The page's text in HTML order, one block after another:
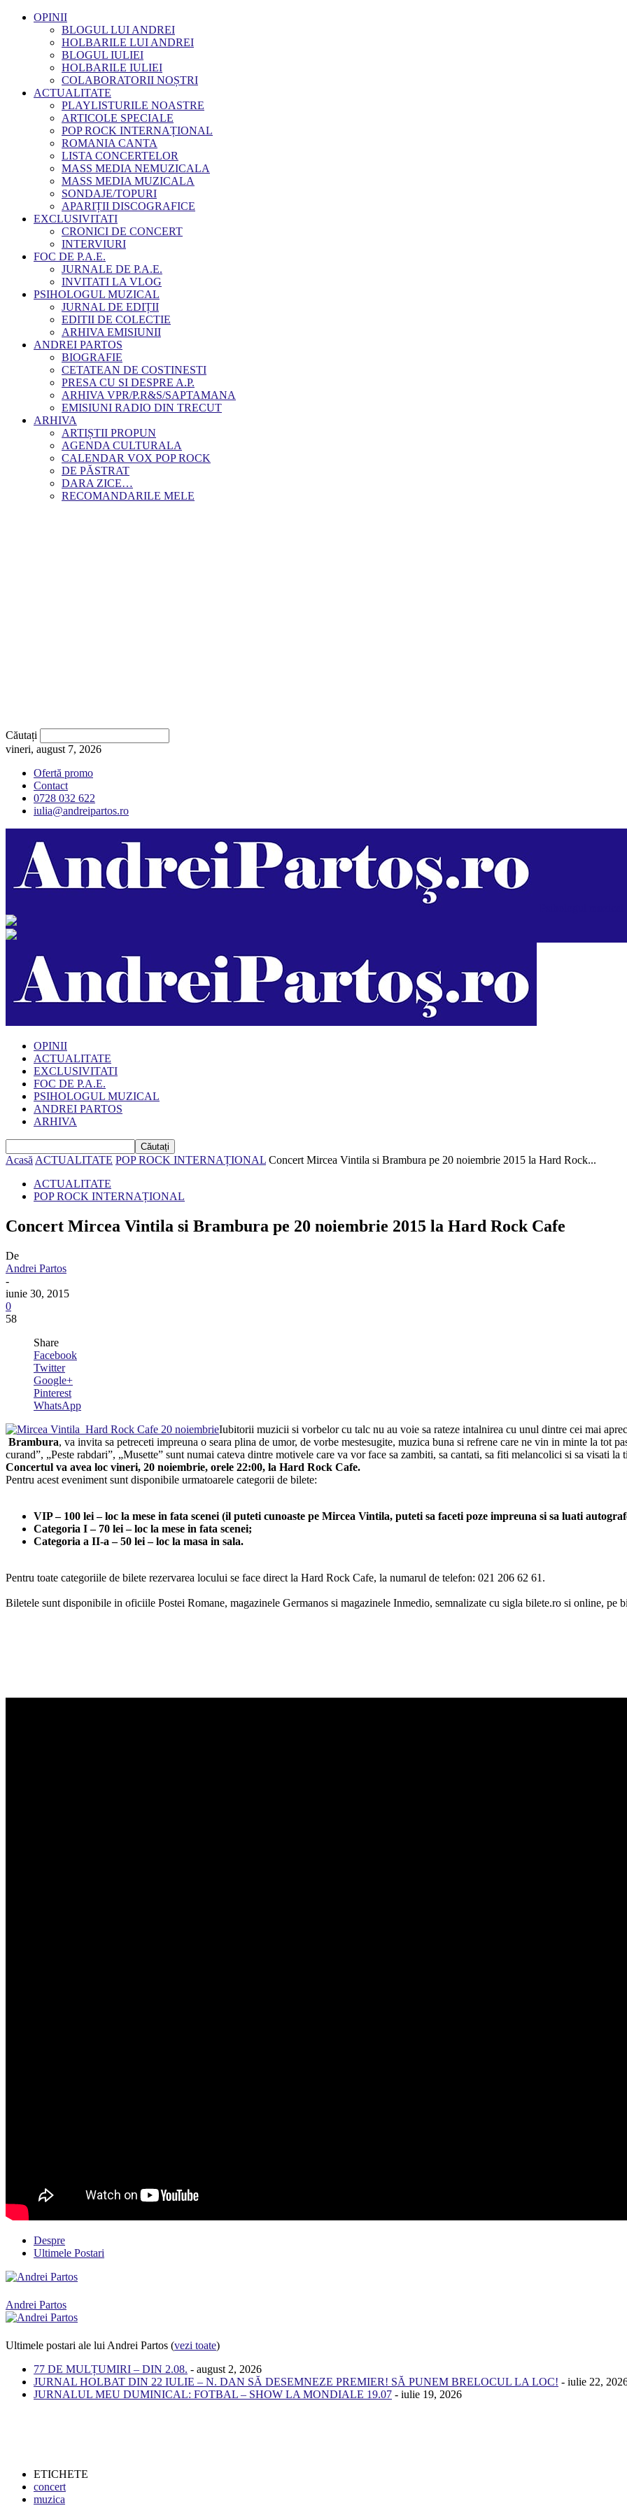
OPINII
BLOGUL LUI ANDREI
HOLBARILE LUI ANDREI
BLOGUL IULIEI
HOLBARILE IULIEI
COLABORATORII NOȘTRI
ACTUALITATE
PLAYLISTURILE NOASTRE
ARTICOLE SPECIALE
POP ROCK INTERNAȚIONAL
ROMANIA CANTA
LISTA CONCERTELOR
MASS MEDIA NEMUZICALA
MASS MEDIA MUZICALA
SONDAJE/TOPURI
APARIȚII DISCOGRAFICE
EXCLUSIVITATI
CRONICI DE CONCERT
INTERVIURI
FOC DE P.A.E.
JURNALE DE P.A.E.
INVITATI LA VLOG
PSIHOLOGUL MUZICAL
JURNAL DE EDIȚII
EDITII DE COLECTIE
ARHIVA EMISIUNII
ANDREI PARTOS
BIOGRAFIE
CETATEAN DE COSTINESTI
PRESA CU SI DESPRE A.P.
ARHIVA VPR/P.R&S/SAPTAMANA
EMISIUNI RADIO DIN TRECUT
ARHIVA
ARTIȘTII PROPUN
AGENDA CULTURALA
CALENDAR VOX POP ROCK
DE PĂSTRAT
DARA ZICE…
RECOMANDARILE MELE
Căutați
vineri, august 7, 2026
Ofertă promo
Contact
0728 032 622
iulia@andreipartos.ro
OPINII
ACTUALITATE
EXCLUSIVITATI
FOC DE P.A.E.
PSIHOLOGUL MUZICAL
ANDREI PARTOS
ARHIVA
Acasă ACTUALITATE POP ROCK INTERNAȚIONAL Concert Mircea Vintila si Brambura pe 20 noiembrie 2015 la Hard Rock...
ACTUALITATE
POP ROCK INTERNAȚIONAL
Concert Mircea Vintila si Brambura pe 20 noiembrie 2015 la Hard Rock Cafe
De
Andrei Partos
-
iunie 30, 2015
0
58
Share
Facebook
Twitter
Google+
Pinterest
WhatsApp
Iubitorii muzicii si vorbelor cu talc nu au voie sa rateze intalnirea cu unul dintre cei mai
Brambura, va invita sa petreceti impreuna o seara plina de umor, de vorbe mestesugite, muzica buna si refrene care ne vin in minte la tot
curand”, „Peste rabdari”, „Musette” sunt numai cateva dintre motivele care va vor face sa zambiti, sa cantati, sa fiti melancolici si sa visati
Concertul va avea loc vineri, 20 noiembrie, orele 22:00, la Hard Rock Cafe.
Pentru acest eveniment sunt disponibile urmatoarele categorii de bilete:
VIP – 100 lei – loc la mese in fata scenei (il puteti cunoaste pe Mircea Vintila, puteti sa faceti poze impreuna si sa luati
Categoria I – 70 lei – loc la mese in fata scenei;
Categoria a II-a – 50 lei – loc la masa in sala.
Pentru toate categoriile de bilete rezervarea locului se face direct la Hard Rock Cafe, la numarul de telefon: 021 206 62 61.
Biletele sunt disponibile in oficiile Postei Romane, magazinele Germanos si magazinele Inmedio, semnalizate cu sigla bilete.ro si online, pe
Despre
Ultimele Postari
Andrei Partos
Ultimele postari ale lui Andrei Partos (vezi toate)
77 DE MULȚUMIRI – DIN 2.08. - august 2, 2026
JURNAL HOLBAT DIN 22 IULIE – N. DAN SĂ DESEMNEZE PREMIER! SĂ PUNEM BRELOCUL LA LOC! - iulie 22,
JURNALUL MEU DUMINICAL: FOTBAL – SHOW LA MONDIALE 19.07 - iulie 19, 2026
ETICHETE
concert
muzica